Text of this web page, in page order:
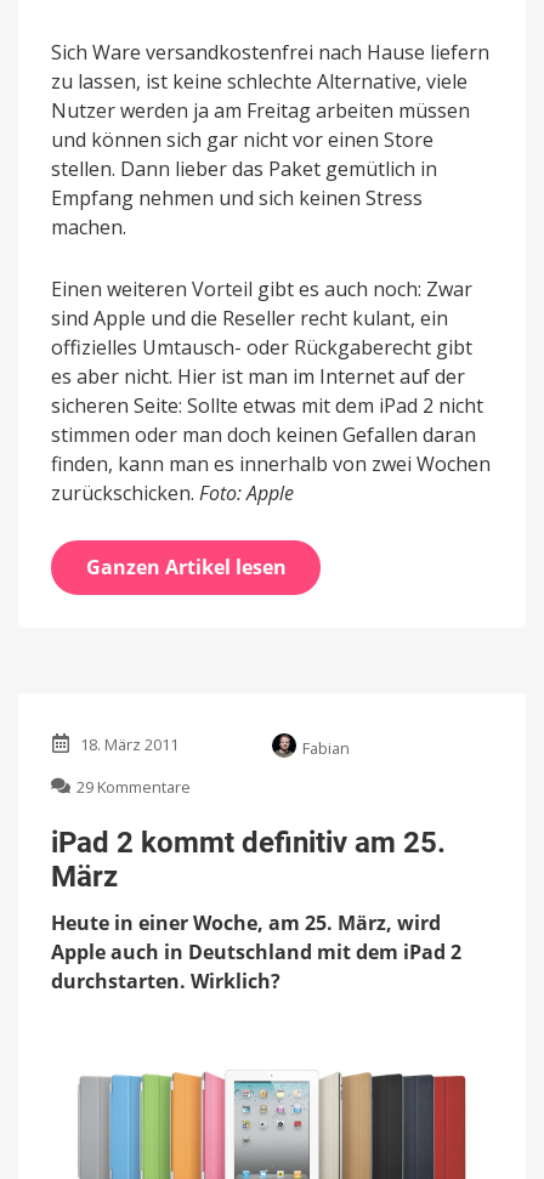
Sich Ware versandkostenfrei nach Hause liefern
zu lassen, ist keine schlechte Alternative, viele
Nutzer werden ja am Freitag arbeiten müssen
und können sich gar nicht vor einen Store
stellen. Dann lieber das Paket gemütlich in
Empfang nehmen und sich keinen Stress
machen.
Einen weiteren Vorteil gibt es auch noch: Zwar
sind Apple und die Reseller recht kulant, ein
offizielles Umtausch- oder Rückgaberecht gibt
es aber nicht. Hier ist man im Internet auf der
sicheren Seite: Sollte etwas mit dem iPad 2 nicht
stimmen oder man doch keinen Gefallen daran
finden, kann man es innerhalb von zwei Wochen
zurückschicken. Foto: Apple
Ganzen Artikel lesen
18. März 2011
Fabian
29 Kommentare
2
kommt
25.
März
iPad 2 kommt definitiv am 25.
März
Heute in einer Woche, am 25. März, wird
Apple auch in Deutschland mit dem iPad 2
durchstarten. Wirklich?